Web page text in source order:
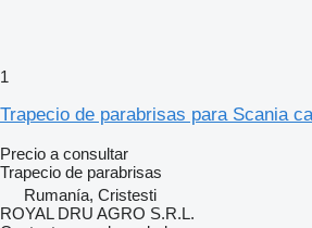
1
Trapecio de parabrisas para Scania
Precio a consultar
Trapecio de parabrisas
Rumanía, Cristesti
ROYAL DRU AGRO S.R.L.